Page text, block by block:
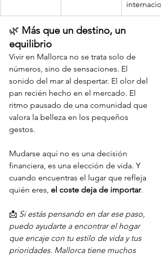
🌿 Más que un destino, un
equilibrio
Vivir en Mallorca no se trata solo de
números, sino de sensaciones. El
sonido del mar al despertar. El olor del
pan recién hecho en el mercado. El
ritmo pausado de una comunidad que
valora la belleza en los pequeños
gestos.
Mudarse aquí no es una decisión
financiera, es una elección de vida. Y
cuando encuentras el lugar que refleja
quién eres, el coste deja de importar.
📩 Si estás pensando en dar ese paso,
puedo ayudarte a encontrar el hogar
que encaje con tu estilo de vida y tus
prioridades. Mallorca tiene muchos